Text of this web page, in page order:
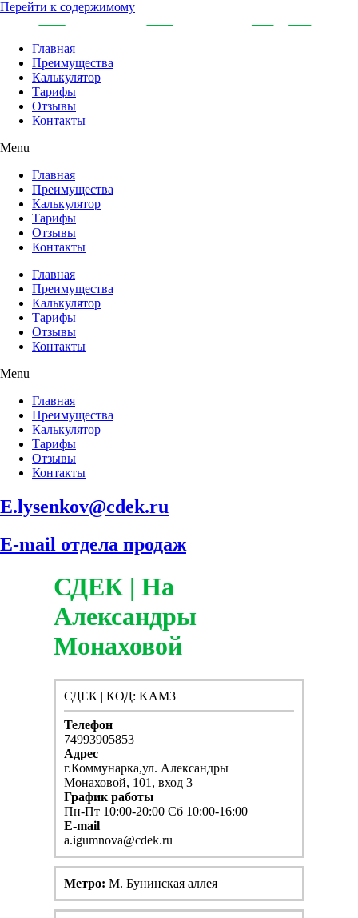
Перейти к содержимому
Главная
Преимущества
Калькулятор
Тарифы
Отзывы
Контакты
Menu
Главная
Преимущества
Калькулятор
Тарифы
Отзывы
Контакты
Главная
Преимущества
Калькулятор
Тарифы
Отзывы
Контакты
Menu
Главная
Преимущества
Калькулятор
Тарифы
Отзывы
Контакты
E.lysenkov@cdek.ru
E-mail отдела продаж
СДЕК | На
Александры
Монаховой
СДЕК | КОД: KAM3
Телефон
74993905853
Адрес
г.Коммунарка,ул. Александры
Монаховой, 101, вход 3
График работы
Пн-Пт 10:00-20:00 Сб 10:00-16:00
E-mail
a.igumnova@cdek.ru
Метро:М. Бунинская аллея